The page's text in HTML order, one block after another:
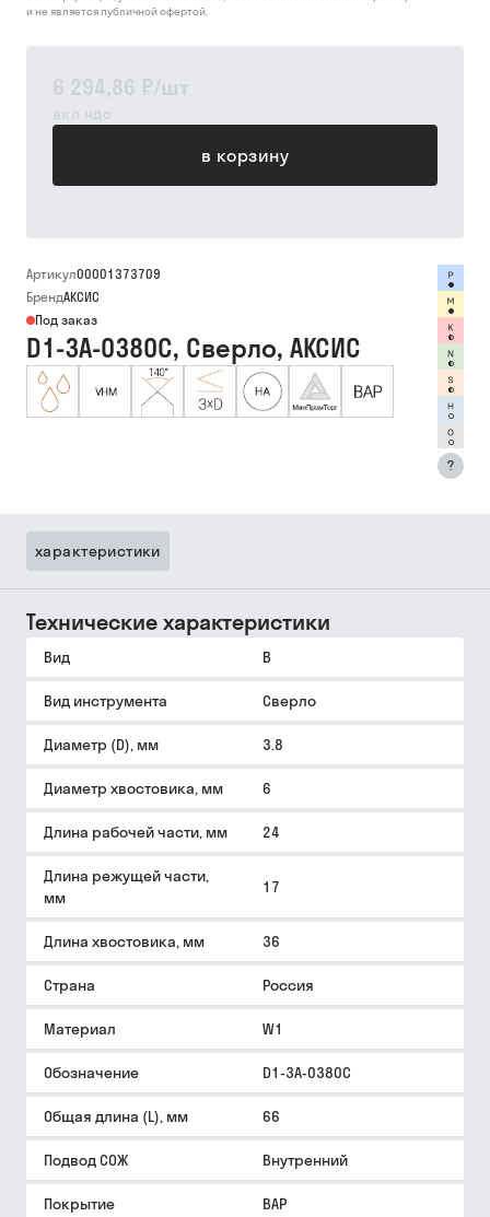
6 294,86 ₽/шт
вкл ндс
в корзину
и не является публичной офертой.
Артикул00001373709
БрендАКСИС
Под заказ
D1-3A-0380C, Сверло, АКСИС
?
характеристики
Технические характеристики
Вид B
Вид инструмента Сверло
Диаметр (D), мм 3.8
Диаметр хвостовика, мм 6
Длина рабочей части, мм 24
Длина режущей части,
мм
17
Длина хвостовика, мм 36
Страна Россия
Материал W1
Обозначение D1-3A-0380C
Общая длина (L), мм 66
Подвод СОЖ Внутренний
Покрытие BAP